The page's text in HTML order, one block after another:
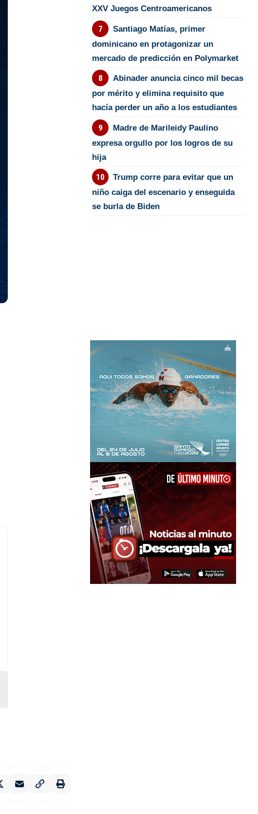
XXV Juegos Centroamericanos
Santiago Matías, primer
dominicano en protagonizar un
mercado de predicción en Polymarket
Abinader anuncia cinco mil becas
por mérito y elimina requisito que
hacía perder un año a los estudiantes
Madre de Marileidy Paulino
expresa orgullo por los logros de su
hija
Trump corre para evitar que un
niño caiga del escenario y enseguida
se burla de Biden